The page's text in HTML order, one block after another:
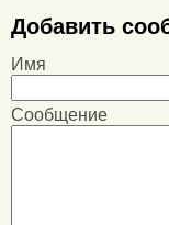
Добавить
Имя
Сообщение